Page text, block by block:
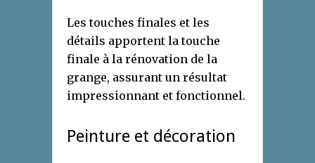
Les touches finales et les
détails apportent la touche
finale à la rénovation de la
grange, assurant un résultat
impressionnant et fonctionnel.
Peinture et décoration